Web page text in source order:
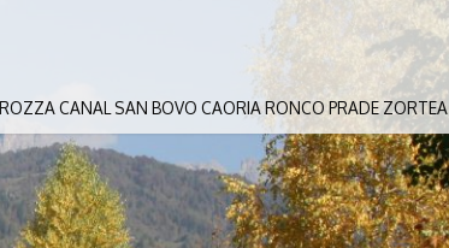
CANAL SAN BOVO CAORIA RONCO PRADE ZORTEA